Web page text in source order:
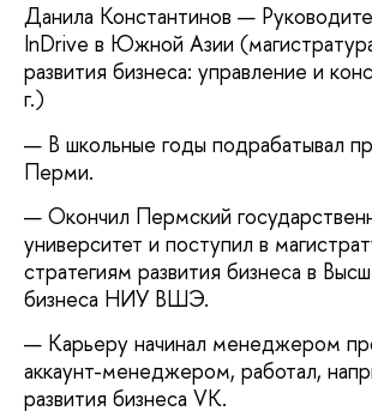
Данила Константинов —
InDrive в Южной Азии
развития бизнеса: управление и
г.)
— В школьные годы подрабатывал
Перми.
— Окончил Пермский
университет и поступил в
стратегиям развития бизнеса в
бизнеса НИУ ВШЭ.
— Карьеру начинал менеджером
аккаунт-менеджером, работал,
развития бизнеса VK.